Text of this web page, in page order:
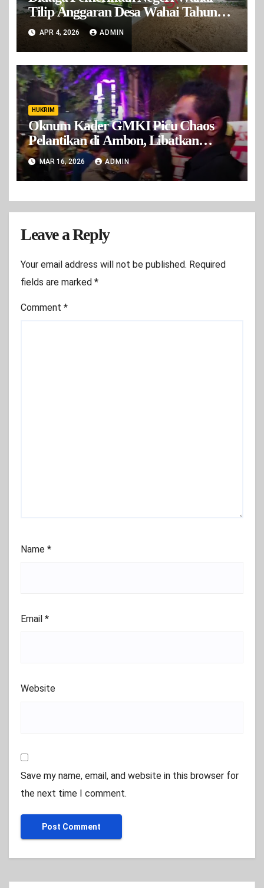
Tilip Anggaran Desa Wahai Tahun
2024-2025
APR 4, 2026 ADMIN
HUKRIM
Oknum Kader GMKI Picu Chaos
Pelantikan di Ambon, Libatkan
Orang Luar dan Kader Cabang Lain
MAR 16, 2026 ADMIN
Leave a Reply
Your email address will not be published. Required
fields are marked *
Comment *
Name *
Email *
Website
Save my name, email, and website in this browser for
the next time I comment.